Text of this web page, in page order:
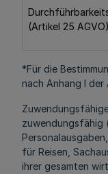
(Artikel 25 AGVO)
*Für die
nach Anhang I der
zuwendungsfähig
für Reisen,
ihrer gesamten